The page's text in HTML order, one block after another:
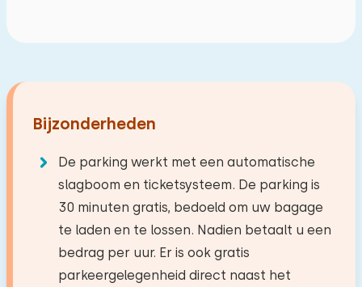
Bijzonderheden
De parking werkt met een automatische
slagboom en ticketsysteem. De parking is
30 minuten gratis, bedoeld om uw bagage
te laden en te lossen. Nadien betaalt u een
bedrag per uur. Er is ook gratis
parkeergelegenheid direct naast het